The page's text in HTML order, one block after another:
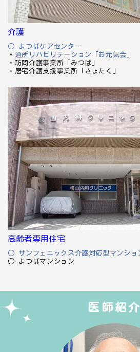
介護
○ よつばケアセンター
・ 通所リハビリテーション「お元気会」
・訪問介護事業所「みつば」
・居宅介護支援事業所「きょたく」
高齢者専用住宅
○ サンフェニックス介護対応型マンショ
○ よつばマンション
医師紹介